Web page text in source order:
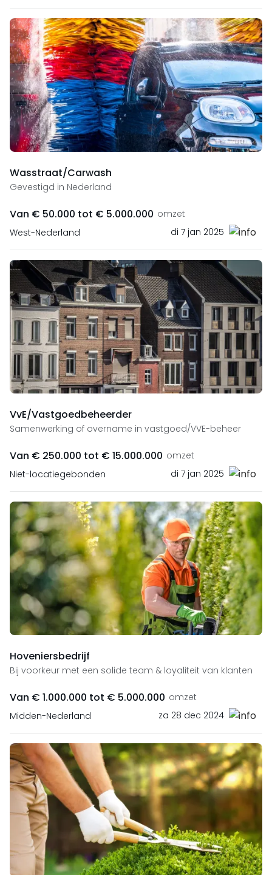
Wasstraat/Carwash
Gevestigd in Nederland
Van € 50.000 tot € 5.000.000 omzet
West-Nederland
di 7 jan 2025
VvE/Vastgoedbeheerder
Samenwerking of overname in vastgoed/VVE-beheer
Van € 250.000 tot € 15.000.000 omzet
Niet-locatiegebonden
di 7 jan 2025
Hoveniersbedrijf
Bij voorkeur met een solide team & loyaliteit van klanten
Van € 1.000.000 tot € 5.000.000 omzet
Midden-Nederland
za 28 dec 2024